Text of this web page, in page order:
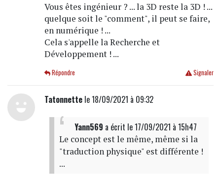
Vous êtes ingénieur ? ... la 3D reste la 3D ! ...
quelque soit le "comment", il peut se faire,
en numérique ! ...
Cela s'appelle la Recherche et
Développement ! ...
Signaler
Répondre
Tatonnettele 18/09/2021 à 09:32
Yann569 a écrit le 17/09/2021 à 15h47
Le concept est le même, même si la
"traduction physique" est différente !
...